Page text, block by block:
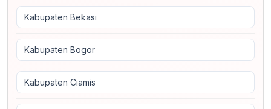
Kabupaten Bekasi
Kabupaten Bogor
Kabupaten Ciamis